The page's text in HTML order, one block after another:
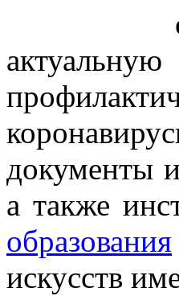
документы
а также
образования
искусств